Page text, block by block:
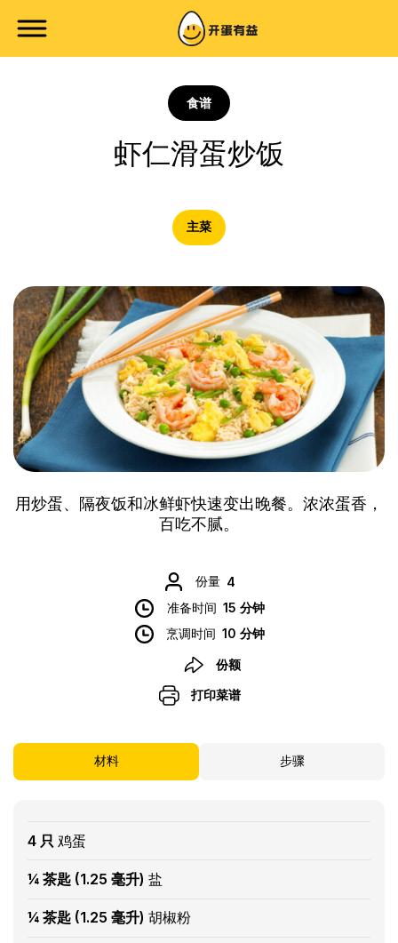
食谱
虾仁滑蛋炒饭
主菜
用炒蛋、隔夜饭和冰鲜虾快速变出晚餐。浓浓蛋香，
百吃不腻。
份量 4
准备时间 15 分钟
烹调时间 10 分钟
份额
打印菜谱
材料 步骤
4 只 鸡蛋
¼ 茶匙 (1.25 毫升) 盐
¼ 茶匙 (1.25 毫升) 胡椒粉